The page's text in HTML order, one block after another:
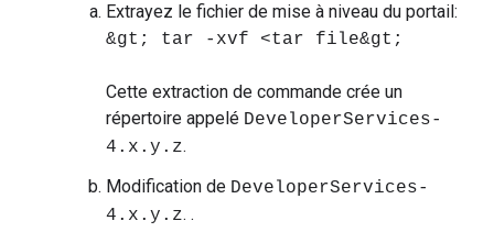
Extrayez le fichier de mise à niveau du portail:
&gt; tar -xvf <tar file&gt;
Cette extraction de commande crée un
répertoire appelé DeveloperServices-
4.x.y.z.
Modification de DeveloperServices-
4.x.y.z. .